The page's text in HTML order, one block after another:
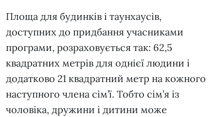
Площа для будинків і таунхаусів,
доступних до придбання учасниками
програми, розраховується так: 62,5
квадратних метрів для однієї людини і
додатково 21 квадратний метр на кожного
наступного члена сім’ї. Тобто сім’я із
чоловіка, дружини і дитини може